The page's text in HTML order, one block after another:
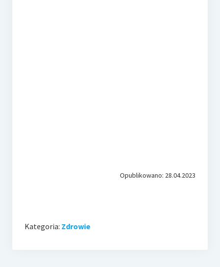
Opublikowano: 28.04.2023
Kategoria: Zdrowie